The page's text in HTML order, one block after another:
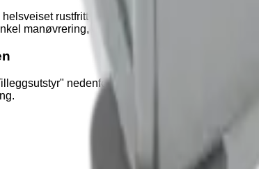
rustfritt stål (AISI 304) og har to faste
manøvrering, og to av hjulene er utstyrt med
nedenfor for å legge ønskede